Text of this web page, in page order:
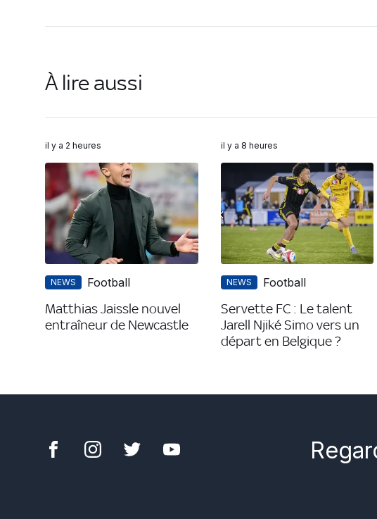
À lire aussi
il y a 2 heures
NEWS Football
Matthias Jaissle nouvel
entraîneur de Newcastle
il y a 8 heures
NEWS Football
Servette FC : Le talent
Jarell Njiké Simo vers un
départ en Belgique ?